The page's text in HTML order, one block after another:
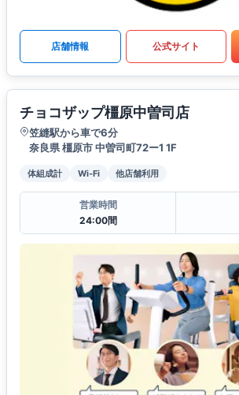
店舗情報 公式サイト
チョコザップ橿原中曽司店
笠縫駅から車で6分
奈良県 橿原市 中曽司町72ー1 1F
体組成計 Wi-Fi 他店舗利用
営業時間
24:00間